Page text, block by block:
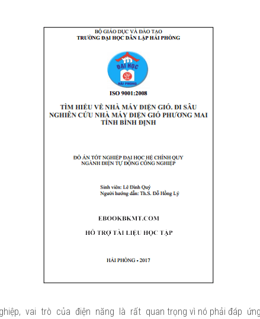
vai trò của điện năng là rất quan trọng vì nó phải đáp ứng